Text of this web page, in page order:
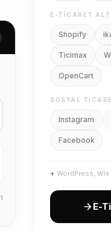
WordPress,